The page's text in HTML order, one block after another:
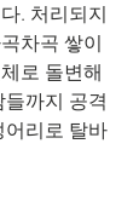
. 처리되지
차곡 쌓이
로 돌변해
까지 공격
어리로 탈바